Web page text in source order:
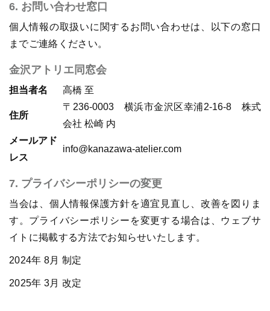
6. お問い合わせ窓口
個人情報の取扱いに関するお問い合わせは、以下の窓口
までご連絡ください。
金沢アトリエ同窓会
担当者名 高橋 至
住所
〒236-0003 横浜市金沢区幸浦2-16-8 株式
会社 松崎 内
メールアド
レス
info@kanazawa-atelier.com
7. プライバシーポリシーの変更
当会は、個人情報保護方針を適宜見直し、改善を図りま
す。プライバシーポリシーを変更する場合は、ウェブサ
イトに掲載する方法でお知らせいたします。
2024年 8月 制定
2025年 3月 改定